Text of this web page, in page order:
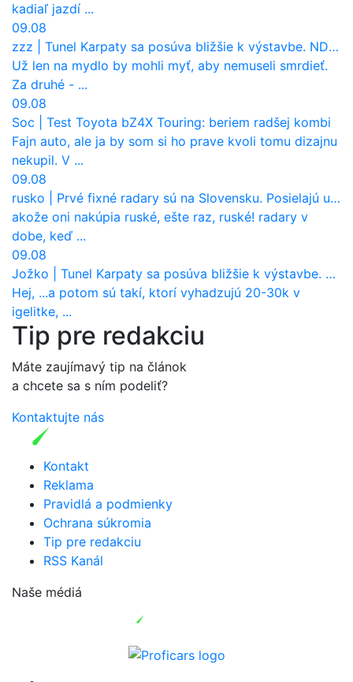
kadiaľ jazdí ...
09.08
zzz
Tunel Karpaty sa posúva bližšie k výstavbe. NDS urobila dôležitý krok
Už len na mydlo by mohli myť, aby nemuseli smrdieť.
Za druhé - ...
09.08
Soc
Test Toyota bZ4X Touring: beriem radšej kombi
Fajn auto, ale ja by som si ho prave kvoli tomu dizajnu
nekupil. V ...
09.08
rusko
Prvé fixné radary sú na Slovensku. Posielajú už pokuty? Ukáže ich Waze?
akože oni nakúpia ruské, ešte raz, ruské! radary v
dobe, keď ...
09.08
Jožko
Tunel Karpaty sa posúva bližšie k výstavbe. NDS urobila dôležitý krok
Hej, ...a potom sú takí, ktorí vyhadzujú 20-30k v
igelitke, ...
Tip pre redakciu
Máte zaujímavý tip na článok
a chcete sa s ním podeliť?
Kontaktujte nás
Kontakt
Reklama
Pravidlá a podmienky
Ochrana súkromia
Tip pre redakciu
RSS Kanál
Naše médiá